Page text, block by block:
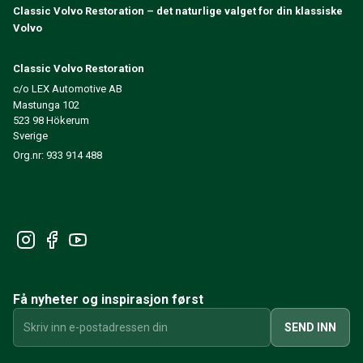
240/260 Motorregulering
240/260 Kjølesystem
240/260 Øvrig
Reservedeler til 740/760/780
740/760/780 Bremsesystem
700 Drivstoff-/avgassystem
740/760/780 Kraftoverføring/bakaksel
740/760/780 Motorregulering
Varme-/Friskluftsanlegg 700
700 Motordeler
740/760/780 Karosseri
740/760/780 Interiør
740/760/780 Forvogn
Classic Volvo Restoration – det naturlige valget for din klassiske
Volvo
Classic Volvo Restoration
c/o LEX Automotive AB
Mastunga 102
523 98 Hökerum
Sverige
Org.nr: 933 914 488
Få nyheter og inspirasjon først
SEND INN